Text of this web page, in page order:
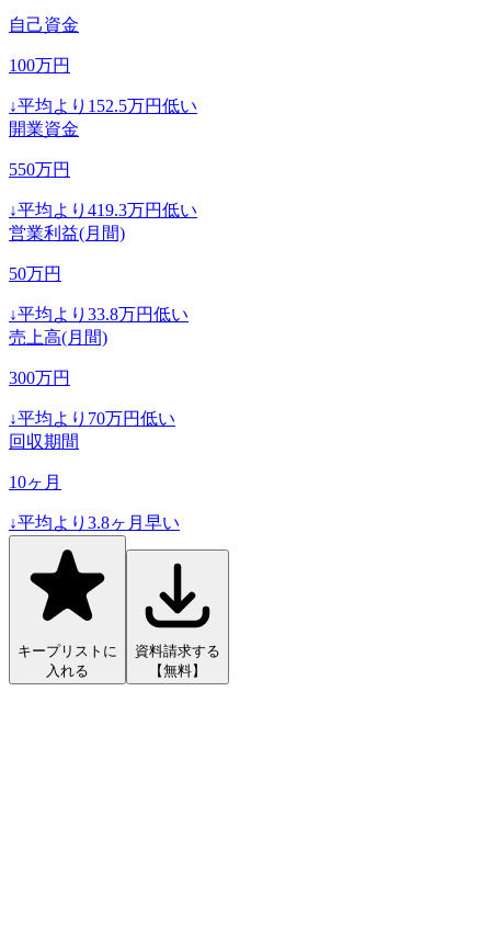
自己資金
100万円
↓平均より 152.5万円低い
開業資金
550万円
↓平均より 419.3万円低い
営業利益(月間)
50万円
↓平均より 33.8万円低い
売上高(月間)
300万円
↓平均より 70万円低い
回収期間
10ヶ月
↓平均より 3.8ヶ月早い
キープリストに
入れる
資料請求する
【無料】